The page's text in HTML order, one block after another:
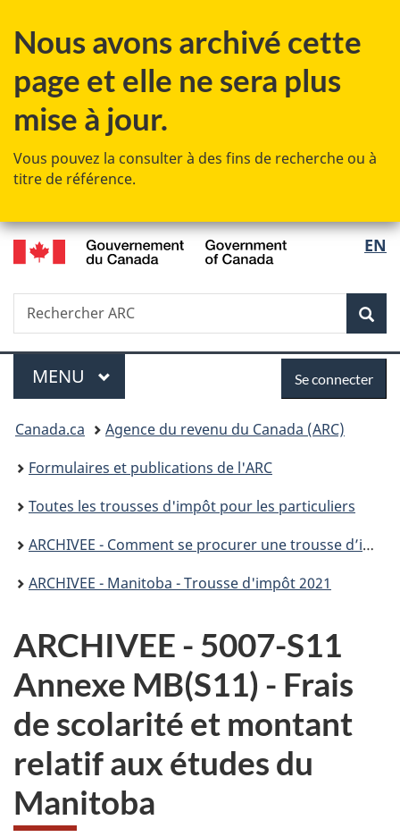
au
principal
à
Au
»
à
version
Nous avons archivé cette
page et elle ne sera plus
mise à jour.
Vous pouvez la consulter à des fins de recherche ou à
titre de référence.
de
la
EN
Recherche
Rechercher
ARC
Menu
MENU PRINCIPAL
connecter
Se connecter
Vous
êtes
ici :
Canada.ca
Agence du revenu du Canada (ARC)
Formulaires et publications de l'ARC
Toutes les trousses d'impôt pour les particuliers
ARCHIVEE - Comment se procurer une trousse d’impôt T1 pour 2021
ARCHIVEE - Manitoba - Trousse d'impôt 2021
ARCHIVEE - 5007-S11
Annexe MB(S11) - Frais
de scolarité et montant
relatif aux études du
Manitoba